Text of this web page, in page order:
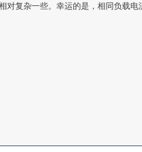
复杂一些。幸运的是，相同负载